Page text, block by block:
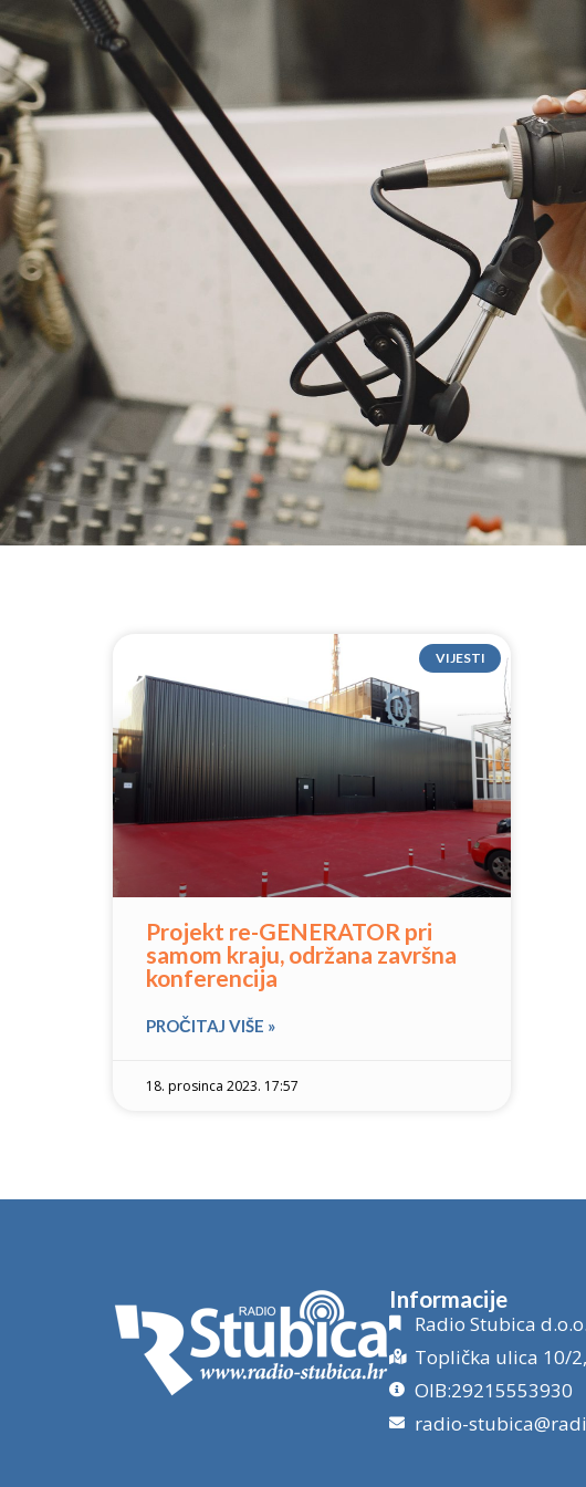
PROGRAM
VIJESTI
Projekt re-GENERATOR pri
samom kraju, održana završna
konferencija
PROČITAJ VIŠE »
18. prosinca 2023. 17:57
Informacije
Radio Stubica d.o.o.
Toplička ulica 10/
OIB:29215553930
radio-